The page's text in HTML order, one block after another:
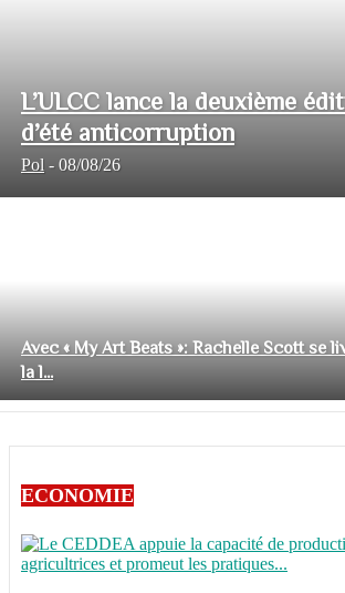
L’ULCC lance la deuxième
d’été anticorruption
Pol - 08/08/26
Avec « My Art Beats »: Rachelle Scott se
la l...
ECONOMIE